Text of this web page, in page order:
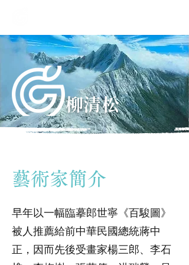
柳清松
藝術家簡介
早年以一幅臨摹郎世寧《百駿圖》
被人推薦給前中華民國總統蔣中
正，因而先後受畫家楊三郎、李石